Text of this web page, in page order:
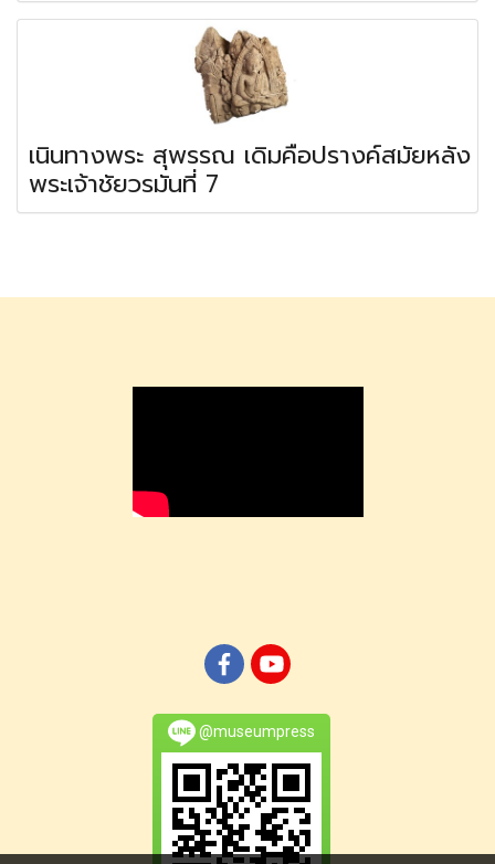
เนินทางพระ สุพรรณ เดิมคือปรางค์สมัยหลัง
พระเจ้าชัยวรมันที่ 7
@museumpress